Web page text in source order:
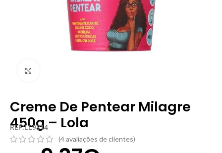
Creme De Pentear Milagre
450g – Lola
REF:LL9314
(4avaliações de clientes)